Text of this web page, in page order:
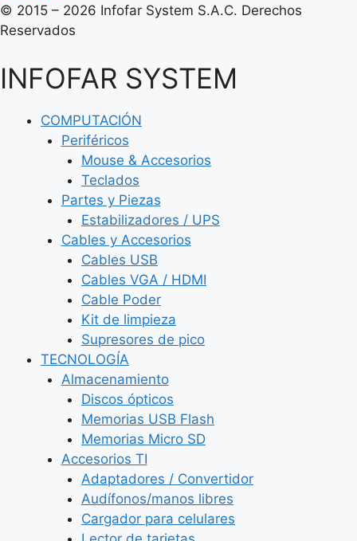
© 2015 – 2026 Infofar System S.A.C. Derechos
Reservados
INFOFAR SYSTEM
COMPUTACIÓN
Periféricos
Mouse & Accesorios
Teclados
Partes y Piezas
Estabilizadores / UPS
Cables y Accesorios
Cables USB
Cables VGA / HDMI
Cable Poder
Kit de limpieza
Supresores de pico
TECNOLOGÍA
Almacenamiento
Discos ópticos
Memorias USB Flash
Memorias Micro SD
Accesorios TI
Adaptadores / Convertidor
Audífonos/manos libres
Cargador para celulares